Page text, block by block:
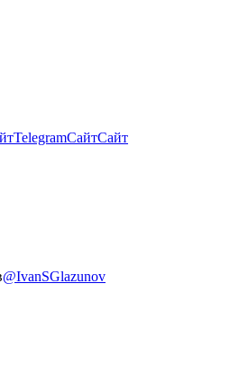
TelegramСайтСайт
@IvanSGlazunov